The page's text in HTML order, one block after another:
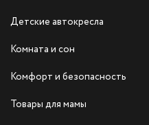
Детские автокресла
Комната и сон
Комфорт и безопасность
Товары для мамы